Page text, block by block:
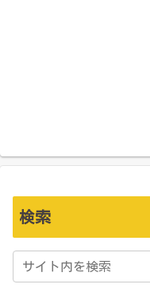
検索